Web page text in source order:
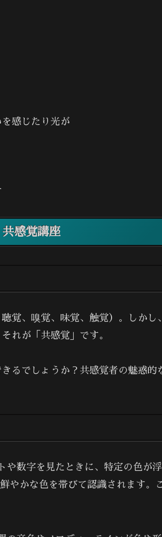
感じたり光が
共感覚講座
覚、嗅覚、味覚、触覚）。しか
れが「共感覚」です。
るでしょうか？共感覚者の魅惑的
や数字を見たときに、特定の色が
かな色を帯びて認識されます。